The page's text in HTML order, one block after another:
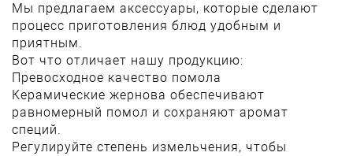
Мы предлагаем аксессуары, которые сделают
процесс приготовления блюд удобным и
приятным.
Вот что отличает нашу продукцию:
Превосходное качество помола
Керамические жернова обеспечивают
равномерный помол и сохраняют аромат
специй.
Регулируйте степень измельчения, чтобы